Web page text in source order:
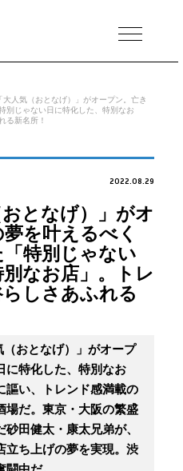
MENU
大人気（おとなげ）」がオープン。亡き
別じゃない日に特化した、特別なお
る新名所！
2022.08.29
となげ）」がオ
を叶えるべく
特別じゃない
なお店」。トレ
しさあふれる
おとなげ）」がオープ
に特化した、特別なお
謳い、トレンド感満載の
場だ。東京・大阪の繁盛
田健太・康太兄弟が、
立ち上げの夢を実現。渋